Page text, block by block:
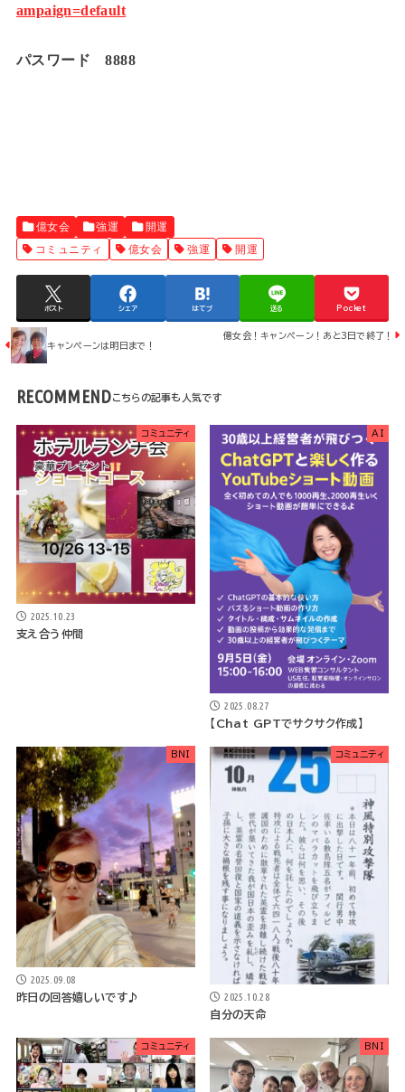
ampaign=default
パスワード 8888
億女会 強運
開運
コミュニティ
億女会 強運 開運
ポスト シェア はてブ 送る Pocket
キャンペーンは明日まで！
億女会！キャンペーン！あと3日で終了！
RECOMMEND
コミュニティ
2025.10.23
支え合う仲間
AI
2025.08.27
【Chat GPTでサクサク作成】
BNI
2025.09.08
昨日の回答嬉しいです♪
コミュニティ
2025.10.28
自分の天命
コミュニティ BNI